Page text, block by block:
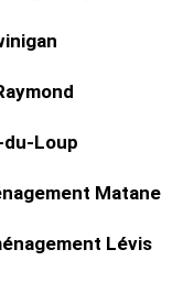
du-Loup
Matane
Lévis